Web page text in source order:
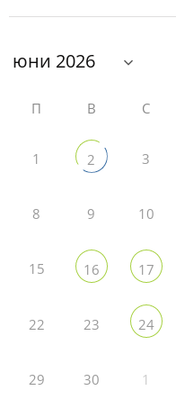
П В С
1 2 3
8 9 10
15 16 17
22 23 24
29 30 1